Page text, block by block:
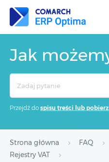
Jak
Przejdź do spisu treści lub
Strona główna FAQ
Rejestry VAT